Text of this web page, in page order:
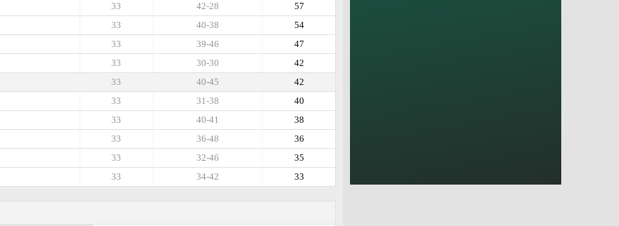
57
42-28
33
54
40-38
33
47
39-46
33
42
30-30
33
42
40-45
33
40
31-38
33
38
40-41
33
36
36-48
33
35
32-46
33
33
34-42
33